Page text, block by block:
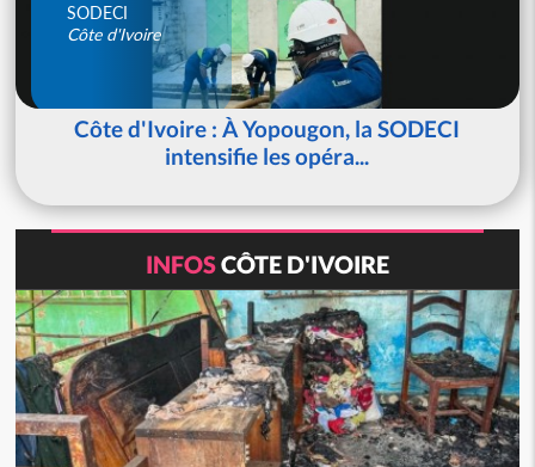
SODECI
Côte d'Ivoire
Côte d'Ivoire : À Yopougon, la SODECI
intensifie les opéra...
INFOSCÔTE D'IVOIRE